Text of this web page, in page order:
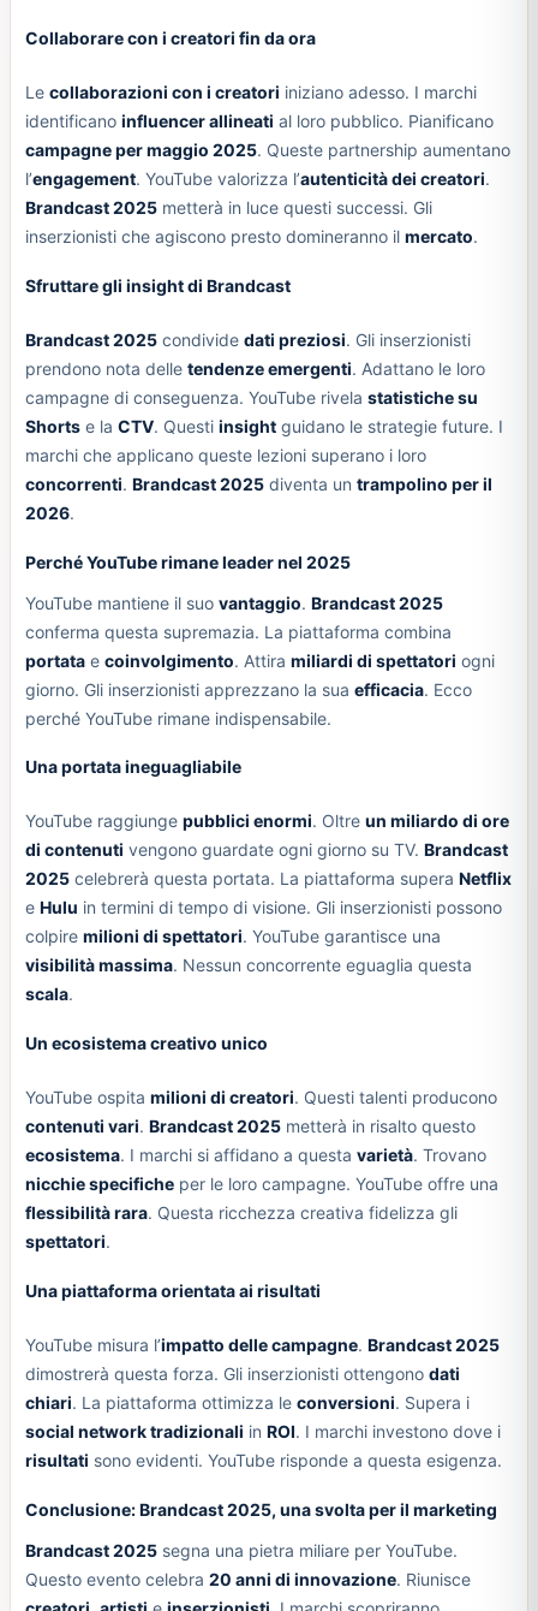
Collaborare con i creatori fin da ora
Le collaborazioni con i creatori iniziano adesso. I marchi
identificano influencer allineati al loro pubblico. Pianificano
campagne per maggio 2025. Queste partnership aumentano
l’engagement. YouTube valorizza l’autenticità dei creatori.
Brandcast 2025metterà in luce questi successi. Gli
inserzionisti che agiscono presto domineranno il mercato.
Sfruttare gli insight di Brandcast
Brandcast 2025condivide dati preziosi. Gli inserzionisti
prendono nota delle tendenze emergenti. Adattano le loro
campagne di conseguenza. YouTube rivela statistiche su
Shortse la CTV. Questi insightguidano le strategie future. I
marchi che applicano queste lezioni superano i loro
concorrenti. Brandcast 2025diventa un trampolino per il
2026.
Perché YouTube rimane leader nel 2025
YouTube mantiene il suo vantaggio. Brandcast 2025
conferma questa supremazia. La piattaforma combina
portatae coinvolgimento. Attira miliardi di spettatori ogni
giorno. Gli inserzionisti apprezzano la sua efficacia. Ecco
perché YouTube rimane indispensabile.
Una portata ineguagliabile
YouTube raggiunge pubblici enormi. Oltre un miliardo di ore
di contenuti vengono guardate ogni giorno su TV. Brandcast
2025celebrerà questa portata. La piattaforma supera Netflix
e Hulu in termini di tempo di visione. Gli inserzionisti possono
colpire milioni di spettatori. YouTube garantisce una
visibilità massima. Nessun concorrente eguaglia questa
scala.
Un ecosistema creativo unico
YouTube ospita milioni di creatori. Questi talenti producono
contenuti vari. Brandcast 2025metterà in risalto questo
ecosistema. I marchi si affidano a questa varietà. Trovano
nicchie specificheper le loro campagne. YouTube offre una
flessibilità rara. Questa ricchezza creativa fidelizza gli
spettatori.
Una piattaforma orientata ai risultati
YouTube misura l’impatto delle campagne. Brandcast 2025
dimostrerà questa forza. Gli inserzionisti ottengono dati
chiari. La piattaforma ottimizza le conversioni. Supera i
social network tradizionali in ROI. I marchi investono dove i
risultati sono evidenti. YouTube risponde a questa esigenza.
Conclusione: Brandcast 2025, una svolta per il marketing
Brandcast 2025segna una pietra miliare per YouTube.
Questo evento celebra 20 anni di innovazione. Riunisce